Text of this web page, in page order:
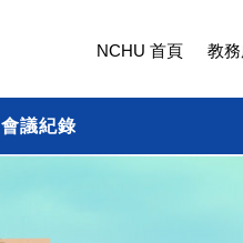
NCHU 首頁 教
會議紀錄